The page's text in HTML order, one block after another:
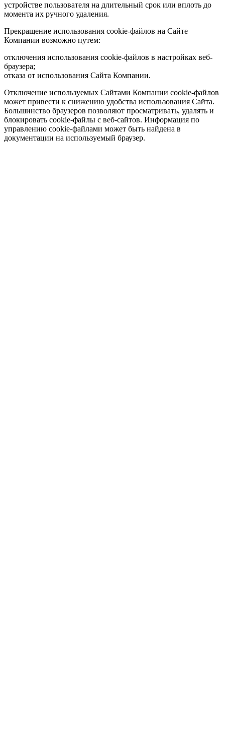
устройстве пользователя на длительный срок или вплоть до
момента их ручного удаления.
Прекращение использования cookie-файлов на Сайте
Компании возможно путем:
отключения использования cookie-файлов в настройках веб-
браузера;
отказа от использования Сайта Компании.
Отключение используемых Сайтами Компании cookie-файлов
может привести к снижению удобства использования Сайта.
Большинство браузеров позволяют просматривать, удалять и
блокировать cookie-файлы c веб-сайтов. Информация по
управлению cookie-файлами может быть найдена в
документации на используемый браузер.